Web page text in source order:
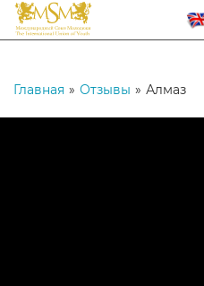
Главная » Отзывы » Алмаз